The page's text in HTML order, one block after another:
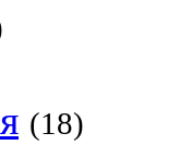
(18)